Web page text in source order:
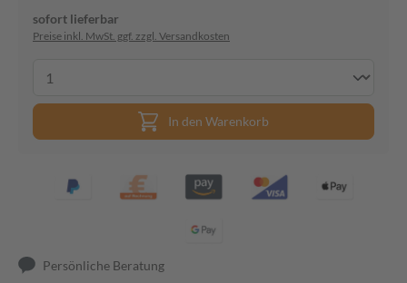
sofort lieferbar
Preise inkl. MwSt. ggf. zzgl. Versandkosten
In den Warenkorb
Persönliche Beratung